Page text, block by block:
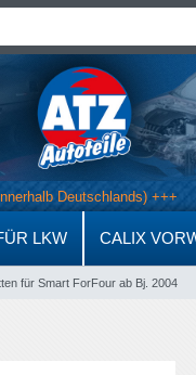
(innerhalb Deutschlands) +++
LKW CALIX
für Smart ForFour ab Bj. 2004